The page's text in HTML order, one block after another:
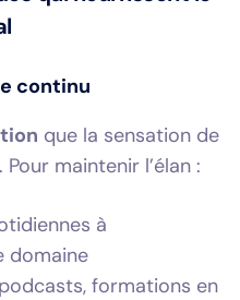
continu
que la sensation de
maintenir l’élan :
à
domaine
formations en